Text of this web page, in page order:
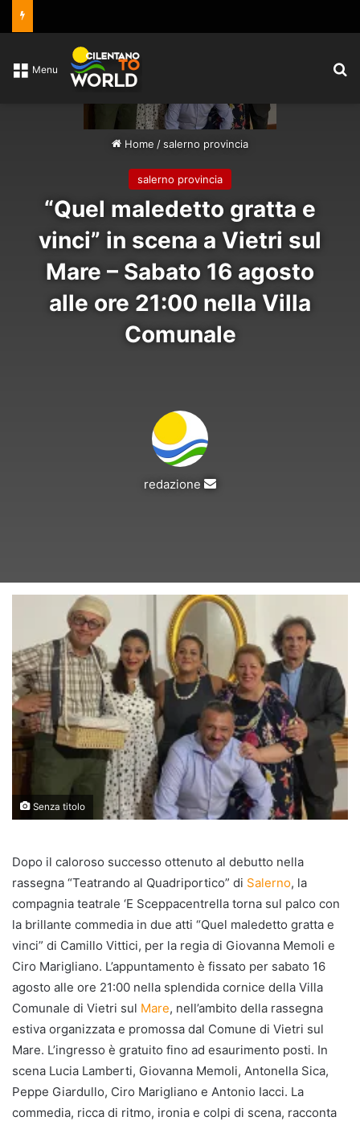
Menu
Home /salerno provincia
salerno provincia
“Quel maledetto gratta e
vinci” in scena a Vietri sul
Mare – Sabato 16 agosto
alle ore 21:00 nella Villa
Comunale
redazione
Invia
Senza titolo
Dopo il caloroso successo ottenuto al debutto nella
rassegna “Teatrando al Quadriportico” di Salerno, la
compagnia teatrale ‘E Sceppacentrella torna sul palco con
la brillante commedia in due atti “Quel maledetto gratta e
vinci” di Camillo Vittici, per la regia di Giovanna Memoli e
Ciro Marigliano. L’appuntamento è fissato per sabato 16
agosto alle ore 21:00 nella splendida cornice della Villa
Comunale di Vietri sul Mare, nell’ambito della rassegna
estiva organizzata e promossa dal Comune di Vietri sul
Mare. L’ingresso è gratuito fino ad esaurimento posti. In
scena Lucia Lamberti, Giovanna Memoli, Antonella Sica,
Peppe Giardullo, Ciro Marigliano e Antonio Iacci. La
commedia, ricca di ritmo, ironia e colpi di scena, racconta